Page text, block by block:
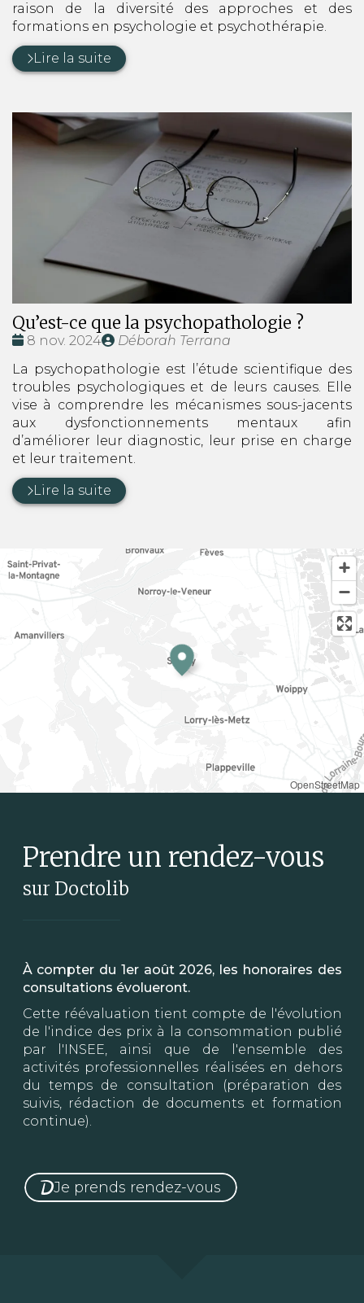
raison de la diversité des approches et des
formations en psychologie et psychothérapie.
Lire la suite
Qu’est-ce que la psychopathologie ?
Date
8 nov. 2024
Publié
Déborah Terrana
La psychopathologie est l’étude scientifique des
troubles psychologiques et de leurs causes. Elle
vise à comprendre les mécanismes sous-jacents
aux dysfonctionnements mentaux afin
d’améliorer leur diagnostic, leur prise en charge
et leur traitement.
Lire la suite
OpenStreetMap
Prendre un rendez-vous
sur Doctolib
À compter du 1er août 2026, les honoraires des
consultations évolueront.
Cette réévaluation tient compte de l'évolution
de l'indice des prix à la consommation publié
par l'INSEE, ainsi que de l'ensemble des
activités professionnelles réalisées en dehors
du temps de consultation (préparation des
suivis, rédaction de documents et formation
continue).
Je prends rendez-vous